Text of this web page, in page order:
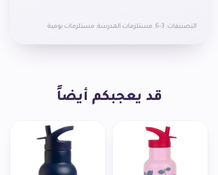
التصنيفات: 3-6
, مستلزمات المدرسة, مستلزمات يومية
قد يعجبكم أيضاً